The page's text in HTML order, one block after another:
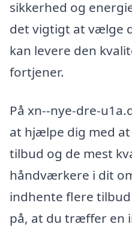
sikkerhed og
det vigtigt at vælge
kan levere den
fortjener.
På xn--nye-dre-
at hjælpe dig med
tilbud og de mest
håndværkere i dit
indhente flere
på, at du træffer en